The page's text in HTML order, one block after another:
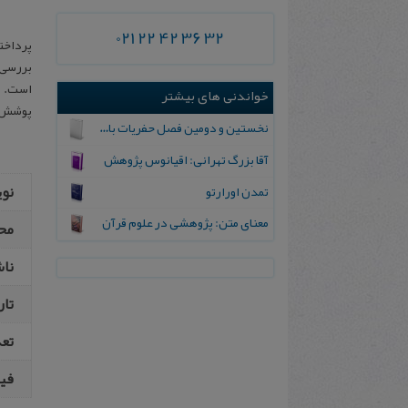
است.
پوشش
021 22 42 36 32
خواندنی های بیشتر
نخستین و دومین فصل حفریات باستان شناختی در محوطه ازبکی: ساوجبلاغ
آقا بزرگ تهرانی: اقیانوس پژوهش
تمدن اورارتو
معنای متن: پژوهشی در علوم قرآن